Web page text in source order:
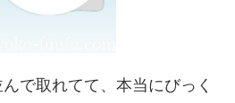
で取れてて、本当にびっく